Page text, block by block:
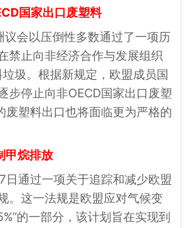
国家出口废塑料
会以压倒性多数通过了一项历
禁止向非经济合作与发展组织
圾。根据新规定，欧盟成员国
步停止向非OECD国家出口废塑
废塑料出口也将面临更为严格的
甲烷排放
日通过一项关于追踪和减少欧盟
。这一法规是欧盟应对气候变
的一部分，该计划旨在实现到